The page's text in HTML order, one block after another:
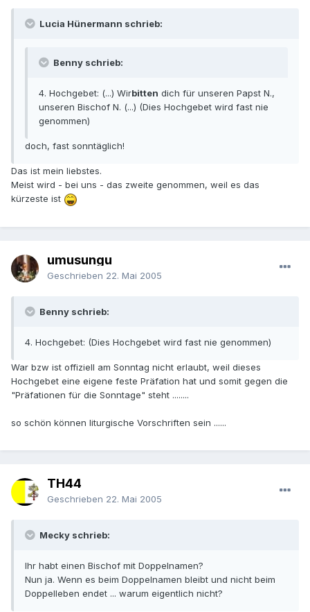
Lucia Hünermann schrieb:
Benny schrieb:
4. Hochgebet: (...) Wirbitten dich für unseren Papst N.,
unseren Bischof N. (...) (Dies Hochgebet wird fast nie
genommen)
doch, fast sonntäglich!
Das ist mein liebstes.
Meist wird - bei uns - das zweite genommen, weil es das
kürzeste ist
umusungu
Geschrieben 22. Mai 2005
Benny schrieb:
4. Hochgebet: (Dies Hochgebet wird fast nie genommen)
War bzw ist offiziell am Sonntag nicht erlaubt, weil dieses
Hochgebet eine eigene feste Präfation hat und somit gegen die
"Präfationen für die Sonntage" steht ........
so schön können liturgische Vorschriften sein ......
TH44
Geschrieben 22. Mai 2005
Mecky schrieb:
Ihr habt einen Bischof mit Doppelnamen?
Nun ja. Wenn es beim Doppelnamen bleibt und nicht beim
Doppelleben endet ... warum eigentlich nicht?